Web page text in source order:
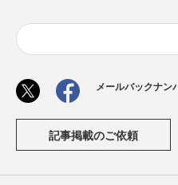
メールバックナン
記事掲載のご依頼